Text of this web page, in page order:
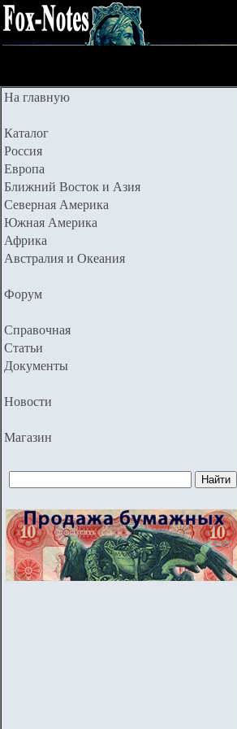
На главную
Каталог
Россия
Европа
Ближний Восток и Азия
Северная Америка
Южная Америка
Африка
Австралия и Океания
Форум
Справочная
Статьи
Документы
Новости
Магазин